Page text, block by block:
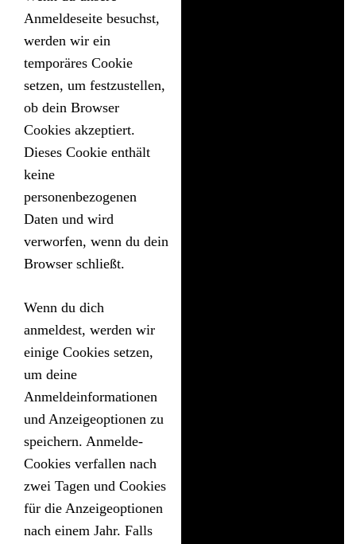
Anmeldeseite besuchst,
werden wir ein
temporäres Cookie
setzen, um festzustellen,
ob dein Browser
Cookies akzeptiert.
Dieses Cookie enthält
keine
personenbezogenen
Daten und wird
verworfen, wenn du dein
Browser schließt.
Wenn du dich
anmeldest, werden wir
einige Cookies setzen,
um deine
Anmeldeinformationen
und Anzeigeoptionen zu
speichern. Anmelde-
Cookies verfallen nach
zwei Tagen und Cookies
für die Anzeigeoptionen
nach einem Jahr. Falls